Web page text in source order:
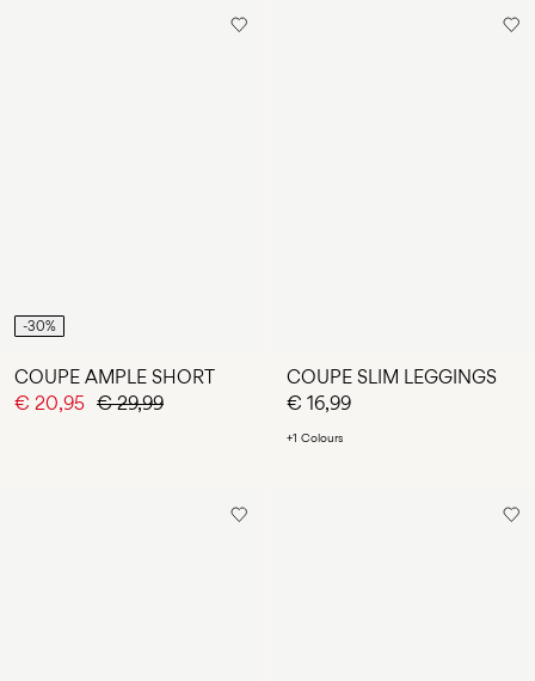
-30%
COUPE AMPLE SHORT
€ 20,95 € 29,99
COUPE SLIM LEGGINGS
€ 16,99
+1 Colours